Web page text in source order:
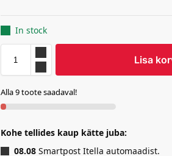
In stock
Lisa
Alla 9 toote saadaval!
Kohe tellides kaup kätte juba:
08.08Smartpost Itella automaadist.